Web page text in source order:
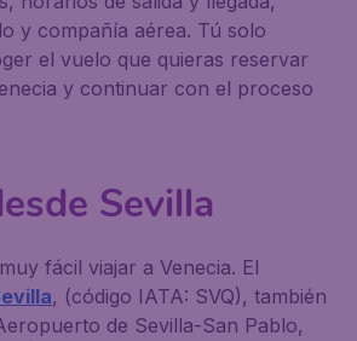
y compañía aérea. Tú solo
el vuelo que quieras reservar
y continuar con el proceso
Sevilla
fácil viajar a Venecia. El
, (código IATA: SVQ), también
de Sevilla-San Pablo,